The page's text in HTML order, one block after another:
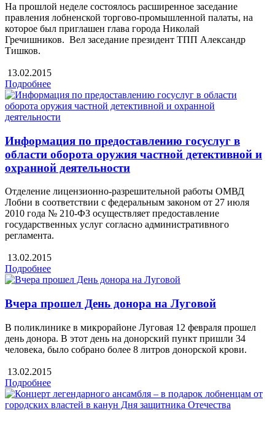
На прошлой неделе состоялось расширенное заседание
правления лобненской торгово-промышленной палаты, на
которое был приглашен глава города Николай
Гречишников. Вел заседание президент ТПП Александр
Тишков.
13.02.2015
Подробнее
Информация по предоставлению госуслуг в
области оборота оружия частной детективной и
охранной деятельности
Отделение лицензионно-разрешительной работы ОМВД
Лобни в соответствии с федеральным законом от 27 июля
2010 года № 210-ФЗ осуществляет предоставление
государственных услуг согласно административного
регламента.
13.02.2015
Подробнее
Вчера прошел День донора на Луговой
В поликлинике в микрорайоне Луговая 12 февраля прошел
день донора. В этот день на донорский пункт пришли 34
человека, было собрано более 8 литров донорской крови.
13.02.2015
Подробнее